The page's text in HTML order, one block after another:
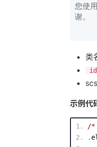
您使
谢。
类
id
示例代
/*
.